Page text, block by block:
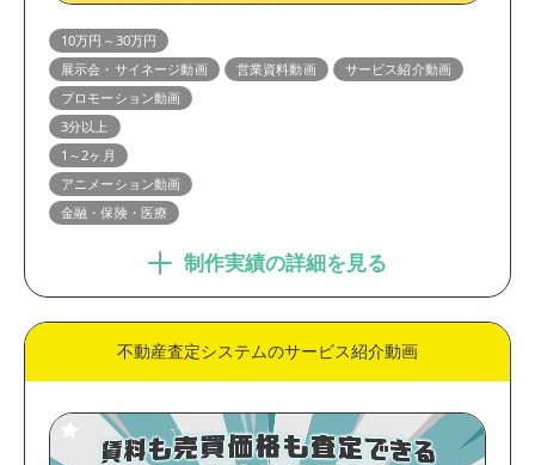
10万円～30万円
展示会・サイネージ動画
営業資料動画
サービス紹介動画
プロモーション動画
3分以上
1～2ヶ月
アニメーション動画
金融・保険・医療
制作実績の詳細を見る
不動産査定システムのサービス紹介動画